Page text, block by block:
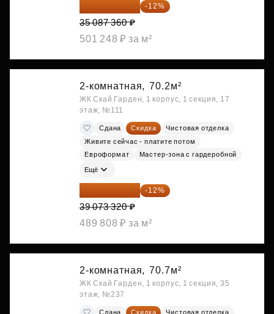
30 876 877 ₽ -12%
35 087 360 ₽
501 248 ₽ за м²
2-комнатная, 70.2м²
ЖК Скай Гарден, 1 корпус, 1 секция, 17
этаж, №111
Сдана Скидка
Чистовая отделка
Живите сейчас - платите потом
Евроформат
Мастер-зона с гардеробной
Ещё
34 384 522 ₽ -12%
39 073 320 ₽
489 808 ₽ за м²
2-комнатная, 70.7м²
ЖК Скай Гарден, 1 корпус, 1 секция, 35
этаж, №237
Сдана Скидка Чистовая отделка